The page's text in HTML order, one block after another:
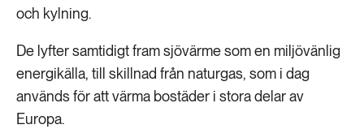
och kylning.
De lyfter samtidigt fram sjövärme som en miljövänlig
energikälla, till skillnad från naturgas, som i dag
används för att värma bostäder i stora delar av
Europa.